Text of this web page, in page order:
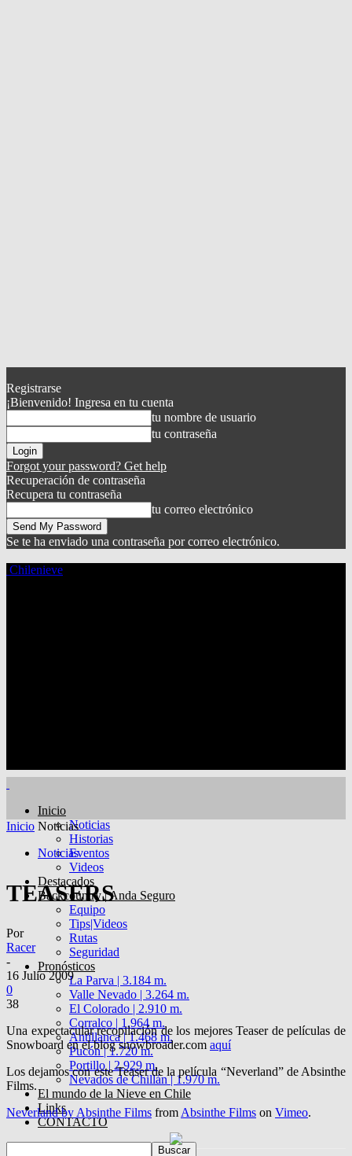
Registrarse
¡Bienvenido! Ingresa en tu cuenta
tu nombre de usuario
tu contraseña
Forgot your password? Get help
Recuperación de contraseña
Recupera tu contraseña
tu correo electrónico
Se te ha enviado una contraseña por correo electrónico.
Chilenieve
Inicio
Noticias
Historias
Eventos
Videos
Destacados
Backcountry | Anda Seguro
Equipo
Tips|Videos
Rutas
Seguridad
Pronósticos
La Parva | 3.184 m.
Valle Nevado | 3.264 m.
El Colorado | 2.910 m.
Corralco | 1.964 m.
Antillanca | 1.468 m.
Pucón | 1.720 m.
Portillo | 2.929 m.
Nevados de Chillán | 1.970 m.
El mundo de la Nieve en Chile
Links
CONTACTO
Inicio Noticias
Noticias
TEASERS
Por
Racer
-
16 Julio 2009
0
38
Una expectacular recopilación de los mejores Teaser de películas de
Snowboard en el blog snowbroader.com aquí
Los dejamos con este Teaser de la película “Neverland” de Absinthe
Films.
Neverland by Absinthe Films from Absinthe Films on Vimeo.